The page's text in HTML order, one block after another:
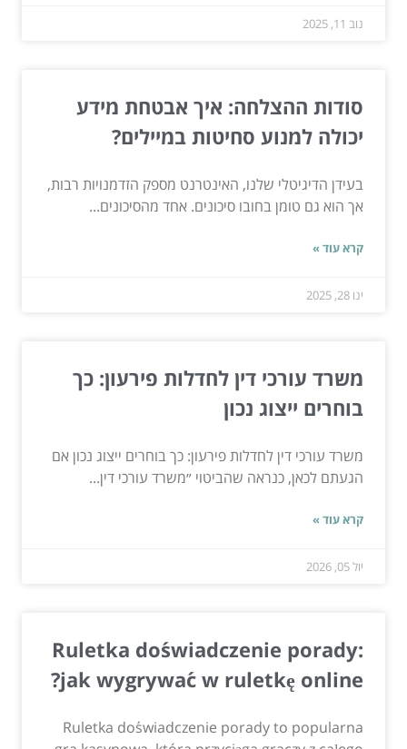
נוב 11, 2025
סודות ההצלחה: איך אבטחת מידע
יכולה למנוע סחיטות במיילים?
בעידן הדיגיטלי שלנו, האינטרנט מספק הזדמנויות רבות,
אך הוא גם טומן בחובו סיכונים. אחד מהסיכונים...
קרא עוד »
ינו 28, 2025
משרד עורכי דין לחדלות פירעון: כך
בוחרים ייצוג נכון
משרד עורכי דין לחדלות פירעון: כך בוחרים ייצוג נכון אם
הגעתם לכאן, כנראה שהביטוי ״משרד עורכי דין...
קרא עוד »
יול 05, 2026
Ruletka doświadczenie porady:
jak wygrywać w ruletkę online?
Ruletka doświadczenie porady to popularna